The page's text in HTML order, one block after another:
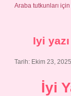
Araba tutkunları
Iyi
Tarih: Ekim 23, 2025
İyi